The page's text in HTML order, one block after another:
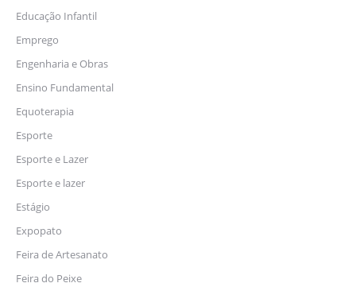
Educação Infantil
Emprego
Engenharia e Obras
Ensino Fundamental
Equoterapia
Esporte
Esporte e Lazer
Esporte e lazer
Estágio
Expopato
Feira de Artesanato
Feira do Peixe